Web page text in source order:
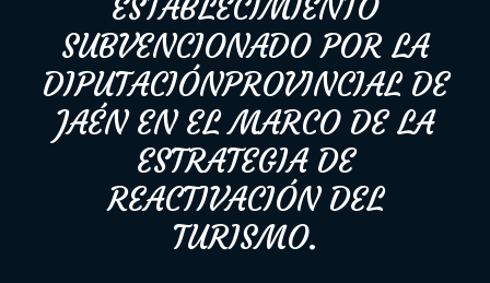
ESTABLECIMIENTO
SUBVENCIONADO POR LA
DIPUTACIÓNPROVINCIAL DE
JAÉN EN EL MARCO DE LA
ESTRATEGIA DE
REACTIVACIÓN DEL
TURISMO.